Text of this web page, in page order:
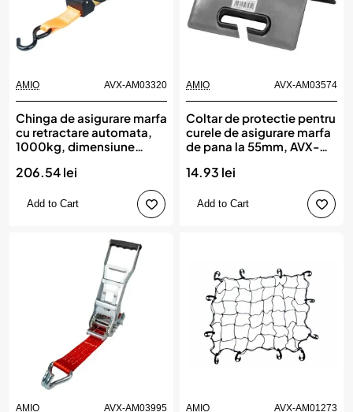
AMIO AVX-AM03320
Chinga de asigurare marfa
cu retractare automata,
1000kg, dimensiune
TYPE, AVX-AM03320,
206.54 lei
Add to Cart
AMIO AVX-AM03574
Coltar de protectie pentru
curele de asigurare marfa
de pana la 55mm, AVX-
14.93 lei
Add to Cart
AMIO AVX-AM03995 AMIO AVX-AM01273